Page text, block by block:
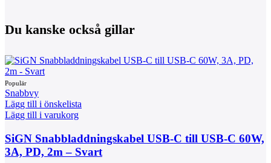
Du kanske också gillar
Snabbvy
Lägg till i önskelista
Lägg till i varukorg
SiGN Snabbladdningskabel USB-C till USB-C 60W,
3A, PD, 2m – Svart